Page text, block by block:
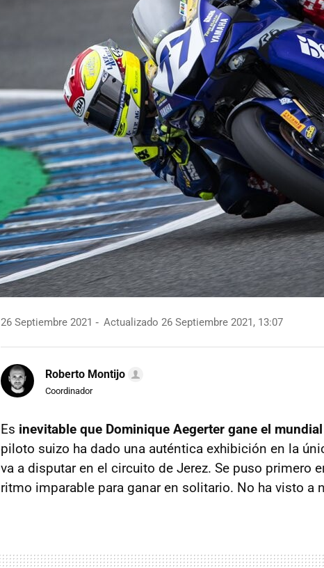
26 Septiembre 2021 Actualizado 26 Septiembre 2021, 13:07
Roberto Montijo
Coordinador
Es inevitable que Dominique Aegerter gane el
piloto suizo ha dado una auténtica exhibición en la
va a disputar en el circuito de Jerez. Se puso primero
ritmo imparable para ganar en solitario. No ha visto a